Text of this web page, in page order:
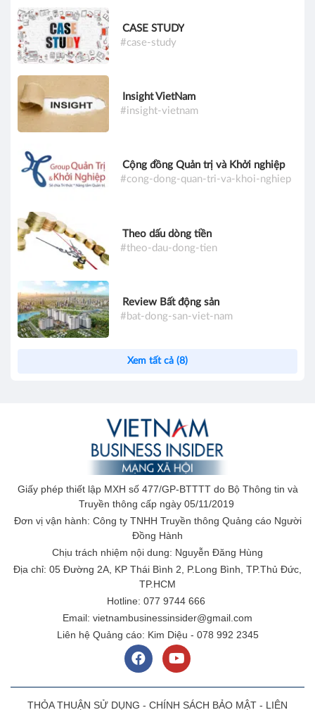
CASE STUDY
#case-study
Insight VietNam
#insight-vietnam
Cộng đồng Quản trị và Khởi nghiệp
#cong-dong-quan-tri-va-khoi-nghiep
Theo dấu dòng tiền
#theo-dau-dong-tien
Review Bất động sản
#bat-dong-san-viet-nam
Xem tất cả (8)
Giấy phép thiết lập MXH số 477/GP-BTTTT do Bộ Thông tin và
Truyền thông cấp ngày 05/11/2019
Đơn vị vận hành: Công ty TNHH Truyền thông Quảng cáo Người
Đồng Hành
Chịu trách nhiệm nội dung: Nguyễn Đăng Hùng
Địa chỉ: 05 Đường 2A, KP Thái Bình 2, P.Long Bình, TP.Thủ Đức,
TP.HCM
Hotline: 077 9744 666
Email: vietnambusinessinsider@gmail.com
Liên hệ Quảng cáo: Kim Diệu - 078 992 2345
THỎA THUẬN SỬ DỤNG - CHÍNH SÁCH BẢO MẬT - LIÊN